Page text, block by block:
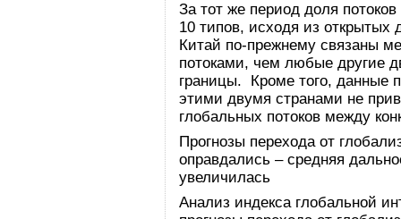
За тот же период доля
10 типов, исходя из
Китай по-прежнему связаны
потоками, чем любые другие
границы. Кроме того, данные
этими двумя странами не
глобальных потоков между
Прогнозы перехода от
оправдались – средняя
увеличилась
Анализ индекса глобальной